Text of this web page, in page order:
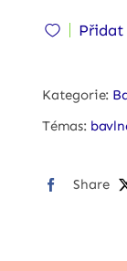
Přidat
Kategorie:
Témas:
Share